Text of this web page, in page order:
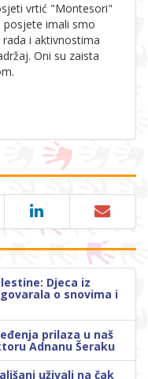
vrtić "Montesori"
imali smo
i aktivnostima
Oni su zaista
Djeca iz
o snovima i
prilaza u naš
Adnanu Šeraku
uživali na čak